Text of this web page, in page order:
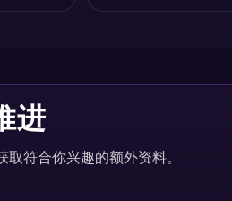
进
符合你兴趣的额外资料。